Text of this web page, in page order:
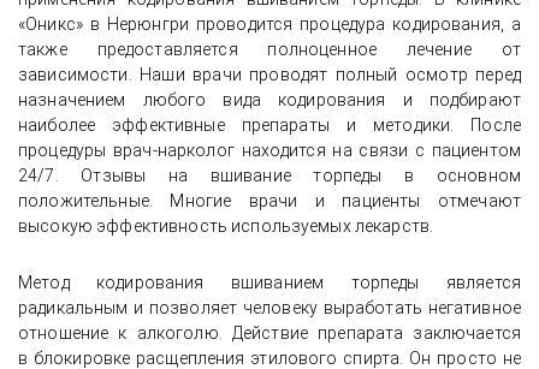
«Оникс» в Нерюнгри проводится процедура кодирования, а
также предоставляется полноценное лечение от
зависимости. Наши врачи проводят полный осмотр перед
назначением любого вида кодирования и подбирают
наиболее эффективные препараты и методики. После
процедуры врач-нарколог находится на связи с пациентом
24/7. Отзывы на вшивание торпеды в основном
положительные. Многие врачи и пациенты отмечают
высокую эффективность используемых лекарств.
Метод кодирования вшиванием торпеды является
радикальным и позволяет человеку выработать негативное
отношение к алкоголю. Действие препарата заключается
в блокировке расщепления этилового спирта. Он просто не